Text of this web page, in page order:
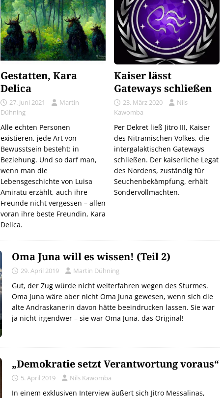
Gestatten, Kara
Delica
27. Juni 2021
Martin
Dühning
Alle echten Personen
existieren, jede Art von
Bewusstsein besteht: in
Beziehung. Und so darf man,
wenn man die
Lebensgeschichte von Luisa
Amiratu erzählt, auch ihre
Freunde nicht vergessen – allen
voran ihre beste Freundin, Kara
Delica.
Kaiser lässt
Gateways schließen
23. März 2020
Nils
Kawomba
Per Dekret ließ Jitro III, Kaiser
des Nitramischen Volkes, die
intergalaktischen Gateways
schließen. Der kaiserliche Legat
des Nordens, zuständig für
Seuchenbekämpfung, erhält
Sondervollmachten.
Oma Juna will es wissen! (Teil 2)
29. April 2019 Martin Dühning
Gut, der Zug würde nicht weiterfahren wegen des Sturmes.
Oma Juna wäre aber nicht Oma Juna gewesen, wenn sich die
alte Andraskanerin davon hätte beeindrucken lassen. Sie war
ja nicht irgendwer – sie war Oma Juna, das Original!
„Demokratie setzt Verantwortung voraus“
5. April 2019 Nils Kawomba
In einem exklusiven Interview äußert sich Jitro Messalinas,